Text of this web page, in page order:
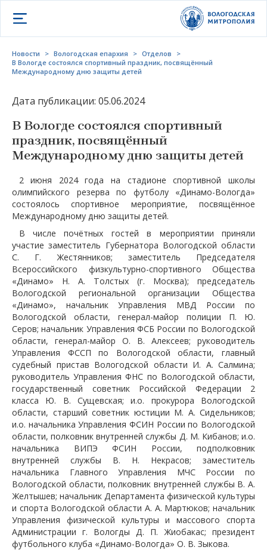
Открыть меню
Новости > Вологодская епархия > Отделов
>
В Вологде состоялся спортивный праздник, посвящённый
Международному дню защиты детей
Дата публикации: 05.06.2024
В Вологде состоялся спортивный
праздник, посвящённый
Международному дню защиты детей
2 июня 2024 года на стадионе спортивной школы
олимпийского резерва по футболу «Динамо-Вологда»
состоялось спортивное мероприятие, посвящённое
Международному дню защиты детей.
В числе почётных гостей в мероприятии приняли
участие заместитель Губернатора Вологодской области
С. Г. Жестянников; заместитель Председателя
Всероссийского физкультурно-спортивного Общества
«Динамо» Н. А. Толстых (г. Москва); председатель
Вологодской региональной организации Общества
«Динамо», начальник Управления МВД России по
Вологодской области, генерал-майор полиции П. Ю.
Серов; начальник Управления ФСБ России по Вологодской
области, генерал-майор О. В. Алексеев; руководитель
Управления ФССП по Вологодской области, главный
судебный пристав Вологодской области И. А. Салмина;
руководитель Управления ФНС по Вологодской области,
государственный советник Российской Федерации 2
класса Ю. В. Сущевская; и.о. прокурора Вологодской
области, старший советник юстиции М. А. Сидельников;
и.о. начальника Управления ФСИН России по Вологодской
области, полковник внутренней службы Д. М. Кибанов; и.о.
начальника ВИПЭ ФСИН России, подполковник
внутренней службы В. Н. Некрасов; заместитель
начальника Главного Управления МЧС России по
Вологодской области, полковник внутренней службы В. А.
Желтышев; начальник Департамента физической культуры
и спорта Вологодской области А. А. Мартюков; начальник
Управления физической культуры и массового спорта
Администрации г. Вологды Д. П. Жиобакас; президент
футбольного клуба «Динамо-Вологда» О. В. Зыкова.